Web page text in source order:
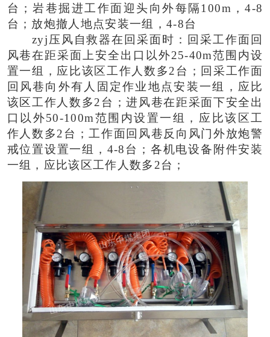
台；岩巷掘进工作面迎头向外每隔100m，4-8
台；放炮撤人地点安装一组，4-8台
zyj压风自救器在回采面时：回采工作面回
风巷在距采面上安全出口以外25-40m范围内设
置一组，应比该区工作人数多2台；回采工作面
回风巷向外有人固定作业地点安装一组，应比
该区工作人数多2台；进风巷在距采面下安全出
口以外50-100m范围内设置一组，应比该区工
作人数多2台；工作面回风巷反向风门外放炮警
戒位置设置一组，4-8台；各机电设备附件安装
一组，应比该区工作人数多2台；